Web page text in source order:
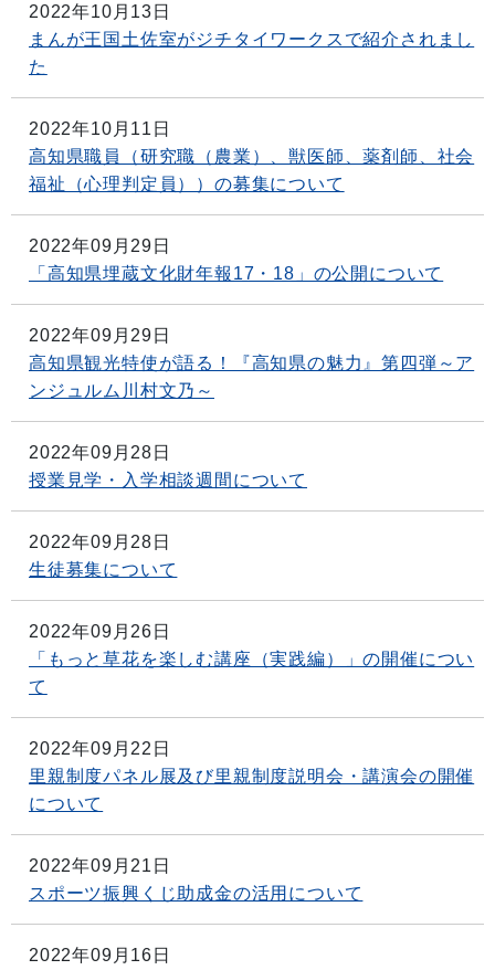
2022年10月13日
まんが王国土佐室がジチタイワークスで紹介されまし
た
2022年10月11日
高知県職員（研究職（農業）、獣医師、薬剤師、社会
福祉（心理判定員））の募集について
2022年09月29日
「高知県埋蔵文化財年報17・18」の公開について
2022年09月29日
高知県観光特使が語る！『高知県の魅力』第四弾～ア
ンジュルム川村文乃～
2022年09月28日
授業見学・入学相談週間について
2022年09月28日
生徒募集について
2022年09月26日
「もっと草花を楽しむ講座（実践編）」の開催につい
て
2022年09月22日
里親制度パネル展及び里親制度説明会・講演会の開催
について
2022年09月21日
スポーツ振興くじ助成金の活用について
2022年09月16日